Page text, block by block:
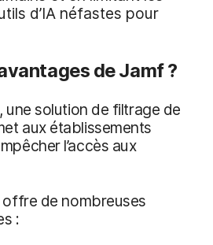
d’IA néfastes pour
de Jamf ?
, une solution de filtrage de
aux établissements
l’accès aux
de nombreuses
: